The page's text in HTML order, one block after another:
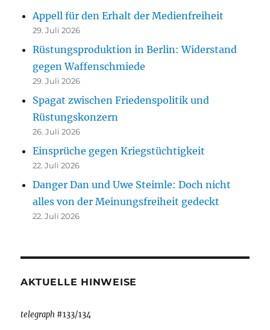
Appell für den Erhalt der Medienfreiheit
29. Juli 2026
Rüstungsproduktion in Berlin: Widerstand
gegen Waffenschmiede
29. Juli 2026
Spagat zwischen Friedenspolitik und
Rüstungskonzern
26. Juli 2026
Einsprüche gegen Kriegstüchtigkeit
22. Juli 2026
Danger Dan und Uwe Steimle: Doch nicht
alles von der Meinungsfreiheit gedeckt
22. Juli 2026
AKTUELLE HINWEISE
telegraph #133/134